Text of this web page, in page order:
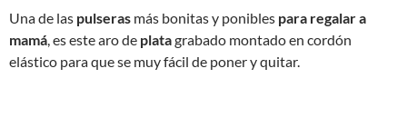
Una de las pulseras más bonitas y ponibles para regalar a
mamá, es este aro de platagrabado montado en cordón
elástico para que se muy fácil de poner y quitar.